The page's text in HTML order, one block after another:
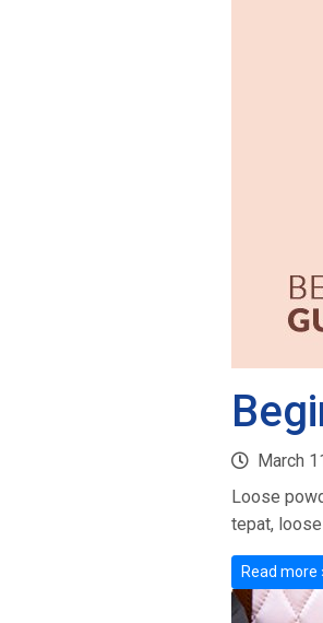
March
Loose
tepat,
Read more